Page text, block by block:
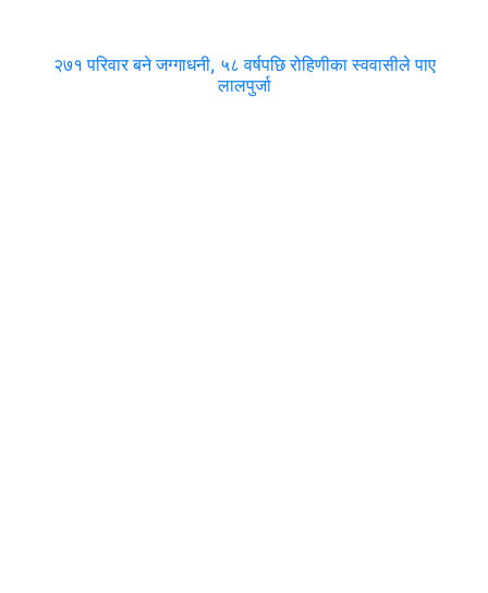
२७१ परिवार बने जग्गाधनी, ५८ वर्षपछि रोहिणीका स्ववासीले पाए
लालपुर्जा